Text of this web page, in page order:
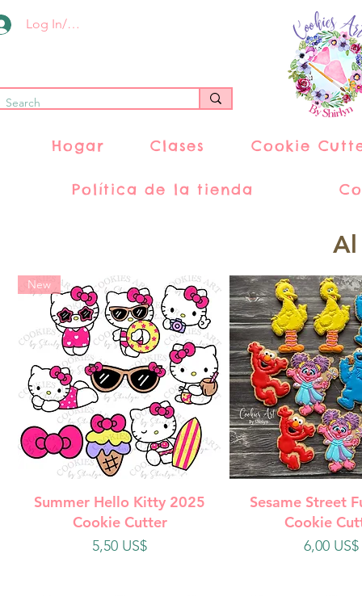
Log In/Register
Hogar Clases Cookie
Política de la tienda
Al
Vista rápida
New
Summer Hello Kitty 2025
Cookie Cutter
Precio
5,50 US$
Vista
Sesame Street
Cookie
Precio
6,00 US$